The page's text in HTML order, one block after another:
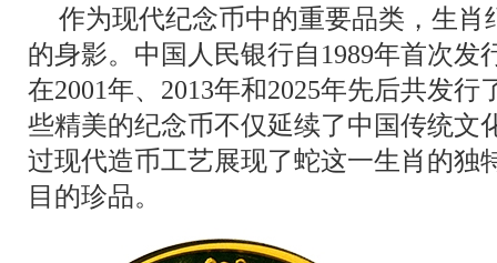
作为现代纪念币中的重要品类，生
的身影。中国人民银行自1989年首次发
在2001年、2013年和2025年先后共发
些精美的纪念币不仅延续了中国传统文
过现代造币工艺展现了蛇这一生肖的独
目的珍品。